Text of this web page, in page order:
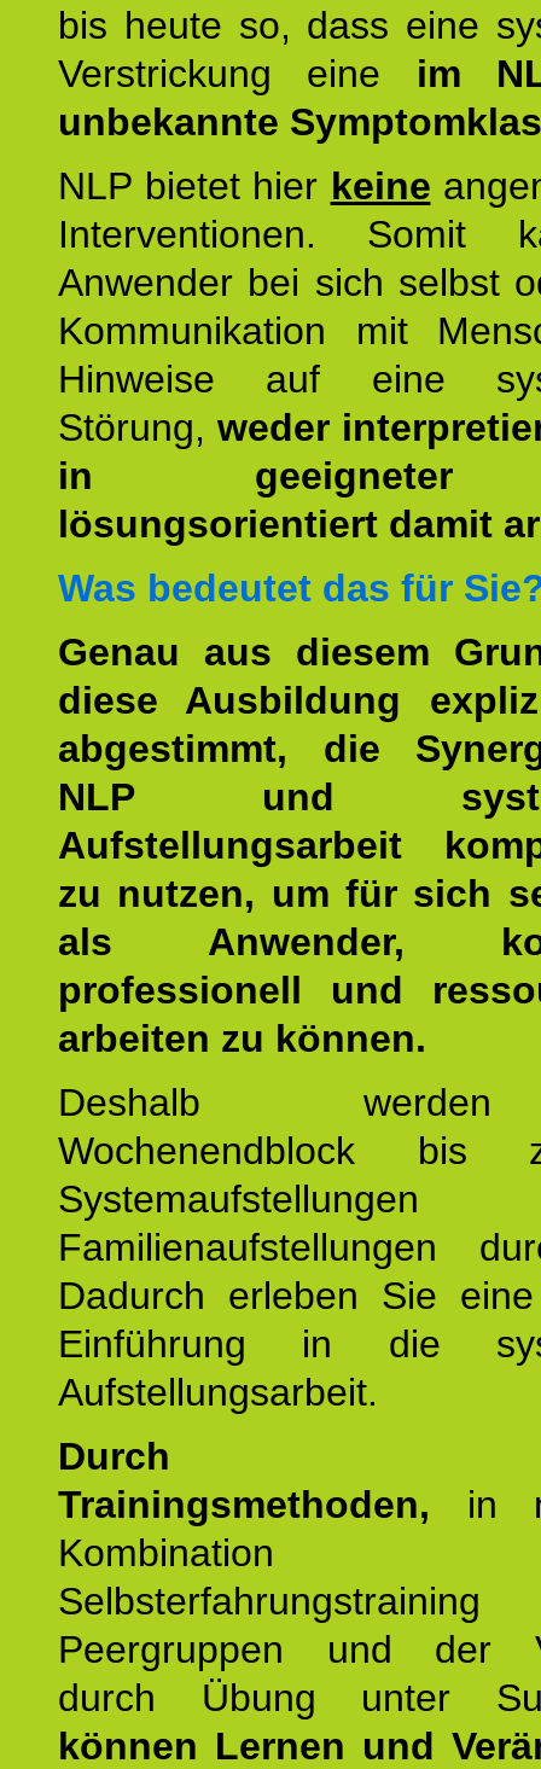
bis heute so, dass eine
Verstrickung eine im
unbekannte
NLP bietet hier keine
Interventionen. Somit
Anwender bei sich selbst
Kommunikation mit
Hinweise auf eine
Störung, weder
in geeigneter
lösungsorientiert damit
Was bedeutet das für
Genau aus diesem
diese Ausbildung
abgestimmt, die
NLP und
Aufstellungsarbeit
zu nutzen, um für sich
als Anwender,
professionell und
arbeiten zu können.
Deshalb
Wochenendblock bis
Familienaufstellungen
Dadurch erleben Sie
Einführung in die
Aufstellungsarbeit.
Durch
Trainingsmethoden, in
Peergruppen und der
durch Übung unter
können Lernen und